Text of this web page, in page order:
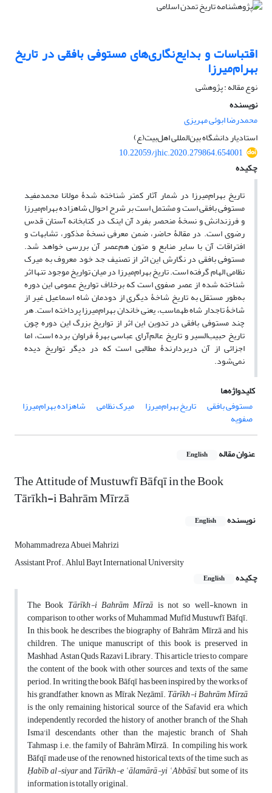
اقتباسات و بدایع‌نگاری‌های مستوفی بافقی در تاریخ
بهرام‌میرزا
نوع مقاله : پژوهشی
نویسنده
محمدرضا ابوئی مهریزی
استادیار دانشگاه بین‌المللی اهل‌بیت(ع)
10.22059/jhic.2020.279864.654001
چکیده
تاریخ بهرام‌میرزا در شمار آثار کمتر شناخته‌ شدۀ مولانا محمدمفید
مستوفی بافقی است و مشتمل است بر شرح احوال شاهزاده بهرام‌میرزا
و فرزندانش و نسخۀ منحصر بفرد آن اینک در کتابخانه آستان قدس
رضوی است. در مقالۀ حاضر، ضمن معرفی نسخۀ مذکور، تشابهات و
افتراقات آن با سایر منابع و متون هم‌عصر آن بررسی خواهد شد.
مستوفی بافقی در نگارش این اثر از تصنیف جد خود معروف به میرک
نظامی الهام گرفته است. تاریخ بهرام‌میرزا در میان تواریخ موجود تنها اثر
شناخته شده از عصر صفوی است که برخلاف تواریخ عمومی این دوره
به‌طور مستقل به تاریخ شاخۀ دیگری از دودمان شاه اسماعیل غیر از
شاخۀ تاجدار شاه طهماسب، یعنی خاندان بهرام‌میرزا پرداخته است. هر
چند مستوفی بافقی در تدوین این اثر از تواریخ بزرگ این دوره چون
تاریخ حبیب‌السیر و تاریخ عالم‌آرای عباسی بهرۀ فراوان برده است، اما
اجزائی از آن دربردارندۀ مطالبی است که در دیگر تواریخ دیده
نمی‌شود.
کلیدواژه‌ها
مستوفی بافقی
تاریخ بهرام‌میرزا میرک نظامی شاهزاده بهرام‌میرزا
صفویه
عنوان مقاله English
The Attitude of Mustuwfī Bāfqī in the Book
Tārīkh-i Bahrām Mīrzā
نویسنده English
Mohammadreza Abuei Mahrizi
Assistant Prof., Ahlul Bayt International University
چکیده
English
The Book Tārīkh-i Bahrām Mīrzā is not so well-known in
comparison to other works of Muhammad Mufīd Mustuwfī Bāfqī.
In this book, he describes the biography of Bahrām Mīrzā and his
children. The unique manuscript of this book is preserved in
Mashhad, Astan Quds Razavi Library. This article tries to compare
the content of the book with other sources and texts of the same
period. In writing the book, Bāfqī has been inspired by the works of
his grandfather, known as Mīrak Neẓāmī.Tārīkh-i Bahrām Mīrzā
is the only remaining historical source of the Safavid era, which
independently recorded the history of another branch of the Shah
Isma'il descendants, other than the majestic branch of Shah
Tahmasp, i.e. the family of Bahrām Mīrzā. In compiling his work,
Bāfqī made use of the renowned historical texts of the time, such as
Ḥabīb al-siyarandTārīkh-e ʿālamārā-yi ʿAbbāsī, but some of its
information is totally original.